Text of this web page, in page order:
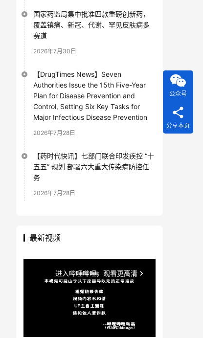
国家药监局集中批准四款重磅创新药，
覆盖镇痛、新冠、代谢、罕见皮肤病多
赛道
2026年7月30日
【DrugTimes News】Seven
Authorities Issue the 15th Five-Year
Plan for Disease Prevention and
Control, Setting Six Key Tasks for
Major Infectious Disease Prevention
2026年7月28日
【药时代快讯】七部门联合印发疾控 “十
五五” 规划 部署六大重大传染病防控任
务
2026年7月28日
最新视频
公众号
分享本页